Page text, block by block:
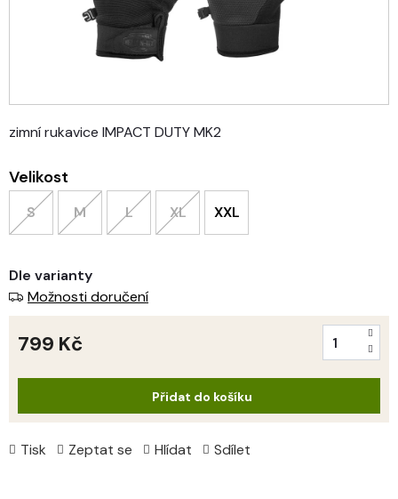
Velikost
S M L XL XXL
zimní rukavice IMPACT DUTY MK2
Tisk Zeptat se Hlídat Sdílet
Dle varianty
Možnosti doručení
799 Kč
Přidat do košíku